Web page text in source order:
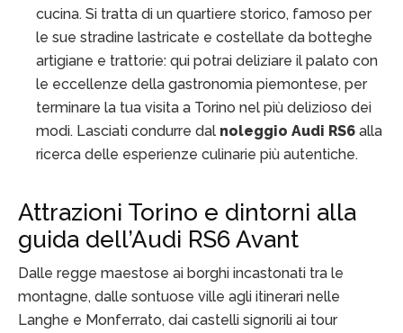
cucina. Si tratta di un quartiere storico, famoso per
le sue stradine lastricate e costellate da botteghe
artigiane e trattorie: qui potrai deliziare il palato con
le eccellenze della gastronomia piemontese, per
terminare la tua visita a Torino nel più delizioso dei
modi. Lasciati condurre dal noleggio Audi RS6 alla
ricerca delle esperienze culinarie più autentiche.
Attrazioni Torino e dintorni alla
guida dell’Audi RS6 Avant
Dalle regge maestose ai borghi incastonati tra le
montagne, dalle sontuose ville agli itinerari nelle
Langhe e Monferrato, dai castelli signorili ai tour